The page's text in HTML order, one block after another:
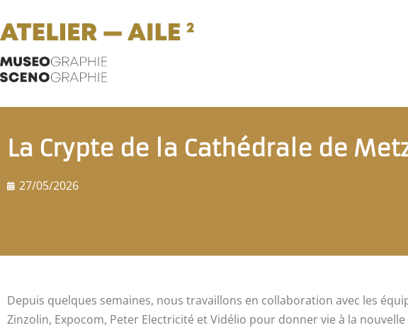
La Crypte de la Cathédrale de
27/05/2026
Depuis quelques semaines, nous travaillons en collaboration avec les
Zinzolin, Expocom, Peter Electricité et Vidélio pour donner vie à la